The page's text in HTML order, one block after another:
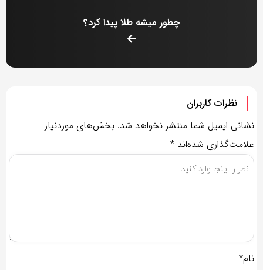
چطور میشه طلا پیدا کرد؟
نظرات کاربران
نشانی ایمیل شما منتشر نخواهد شد. بخش‌های موردنیاز
علامت‌گذاری شده‌اند *
نام*